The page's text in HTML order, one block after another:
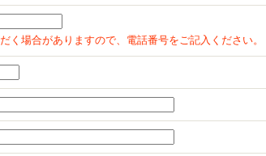
場合がありますので、電話番号をご記入ください。